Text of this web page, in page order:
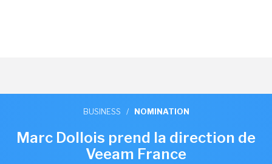
BUSINESS / NOMINATION
Marc Dollois prend la direction de
Veeam France